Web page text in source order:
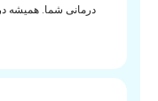
درمانی شما. همیشه